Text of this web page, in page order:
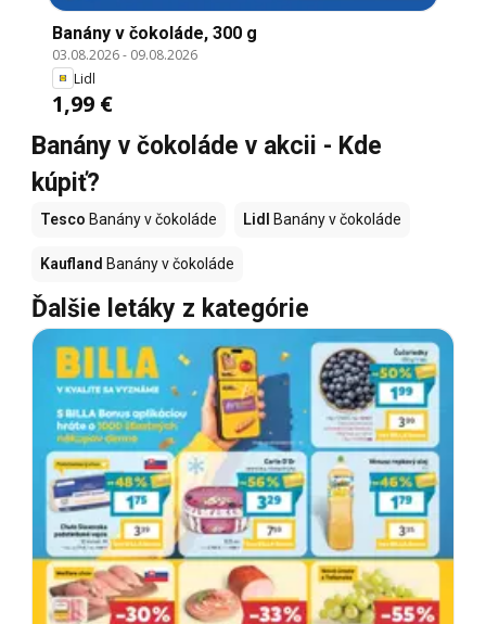
Banány v čokoláde, 300 g
03.08.2026- 09.08.2026
Lidl
1,99 €
Banány v čokoláde v akcii - Kde
kúpiť?
Tesco Banány v čokoláde Lidl Banány v čokoláde
Kaufland Banány v čokoláde
Ďalšie letáky z kategórie